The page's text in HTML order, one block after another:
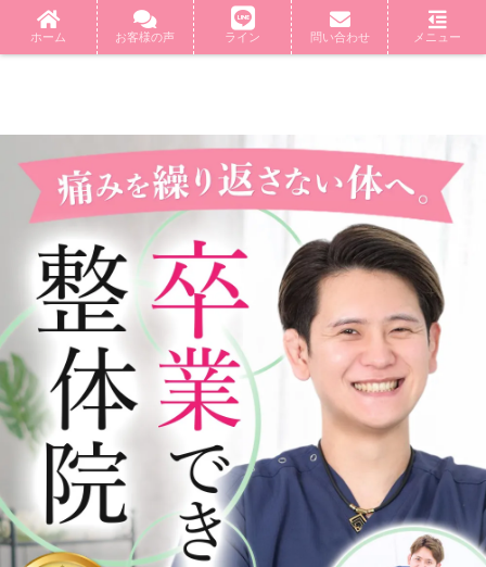
ホーム お客様の声 ライン 問い合わせ メニュー